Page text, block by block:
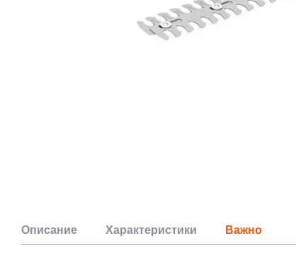
Описание Характеристики Важно